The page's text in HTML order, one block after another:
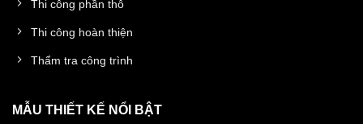
Thi công phần thô
Thi công hoàn thiện
Thẩm tra công trình
MẪU THIẾT KẾ NỔI BẬT